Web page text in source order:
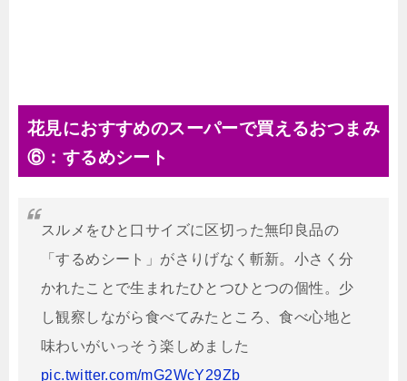
花見におすすめのスーパーで買えるおつまみ
⑥：するめシート
スルメをひと口サイズに区切った無印良品の
「するめシート」がさりげなく斬新。小さく分
かれたことで生まれたひとつひとつの個性。少
し観察しながら食べてみたところ、食べ心地と
味わいがいっそう楽しめました
pic.twitter.com/mG2WcY29Zb